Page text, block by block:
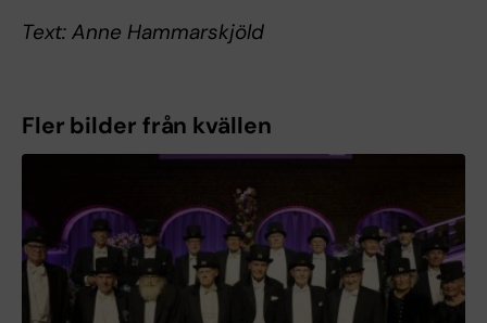
Text: Anne Hammarskjöld
Fler bilder från kvällen